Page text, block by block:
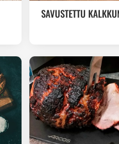
SAVUSTETTU